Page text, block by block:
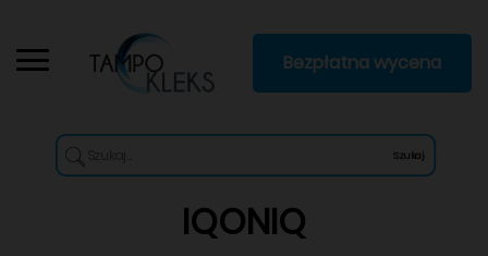
Szukaj
Bezpłatna wycena
IQONIQ